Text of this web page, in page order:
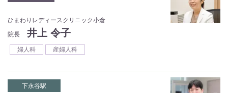
ひまわりレディースクリニック小倉
院長
井上 令子
婦人科 産婦人科
下永谷駅